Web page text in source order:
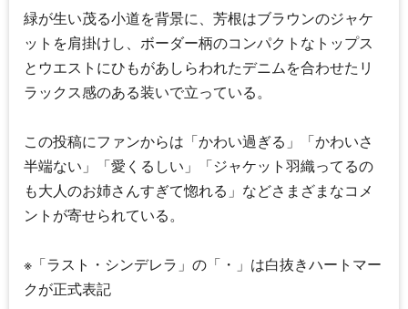
緑が生い茂る小道を背景に、芳根はブラウンのジャケ
ットを肩掛けし、ボーダー柄のコンパクトなトップス
とウエストにひもがあしらわれたデニムを合わせたリ
ラックス感のある装いで立っている。
この投稿にファンからは「かわい過ぎる」「かわいさ
半端ない」「愛くるしい」「ジャケット羽織ってるの
も大人のお姉さんすぎて惚れる」などさまざまなコメ
ントが寄せられている。
※「ラスト・シンデレラ 」の「・」は白抜きハートマー
クが正式表記